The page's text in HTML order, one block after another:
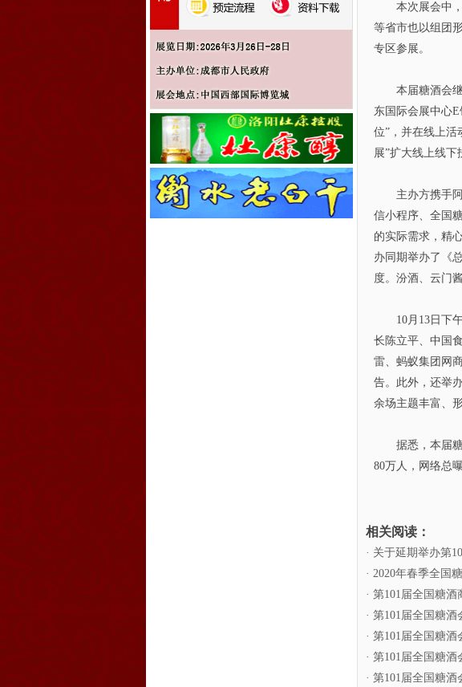
本次展会中，
等省市也以组团
专区参展。
本届糖酒会继
东国际会展中心
位”，并在线上活
展”扩大线上线下
主办方携手阿
信小程序、全国
的实际需求，精
办同期举办了《
度。汾酒、云门
10月13日下午
长陈立平、中国
雷、蚂蚁集团网
告。此外，还举
余场主题丰富、
据悉，本届糖
80万人，网络总
相关阅读：
· 关于延期举办第
· 2020年春季全国
· 第101届全国糖
· 第101届全国糖
· 第101届全国糖
· 第101届全国糖
· 第101届全国糖